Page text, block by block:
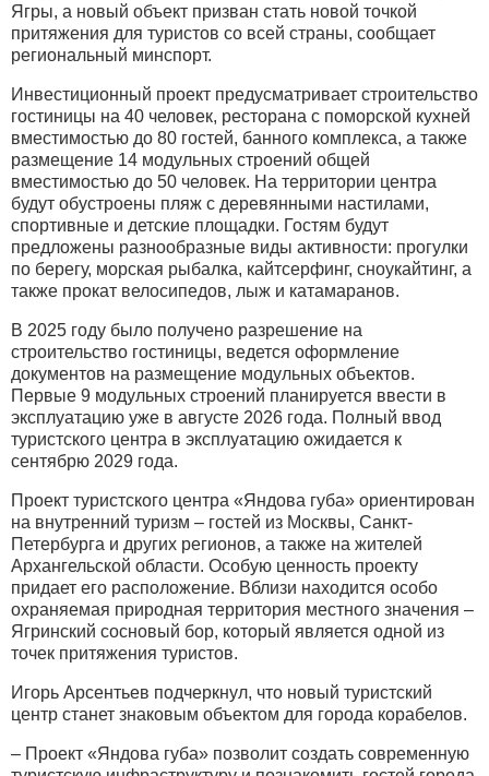
Ягры, а новый объект призван стать новой точкой
притяжения для туристов со всей страны, сообщает
региональный минспорт.
Инвестиционный проект предусматривает строительство
гостиницы на 40 человек, ресторана с поморской кухней
вместимостью до 80 гостей, банного комплекса, а также
размещение 14 модульных строений общей
вместимостью до 50 человек. На территории центра
будут обустроены пляж с деревянными настилами,
спортивные и детские площадки. Гостям будут
предложены разнообразные виды активности: прогулки
по берегу, морская рыбалка, кайтсерфинг, сноукайтинг, а
также прокат велосипедов, лыж и катамаранов.
В 2025 году было получено разрешение на
строительство гостиницы, ведется оформление
документов на размещение модульных объектов.
Первые 9 модульных строений планируется ввести в
эксплуатацию уже в августе 2026 года. Полный ввод
туристского центра в эксплуатацию ожидается к
сентябрю 2029 года.
Проект туристского центра «Яндова губа» ориентирован
на внутренний туризм – гостей из Москвы, Санкт-
Петербурга и других регионов, а также на жителей
Архангельской области. Особую ценность проекту
придает его расположение. Вблизи находится особо
охраняемая природная территория местного значения –
Ягринский сосновый бор, который является одной из
точек притяжения туристов.
Игорь Арсентьев подчеркнул, что новый туристский
центр станет знаковым объектом для города корабелов.
– Проект «Яндова губа» позволит создать современную